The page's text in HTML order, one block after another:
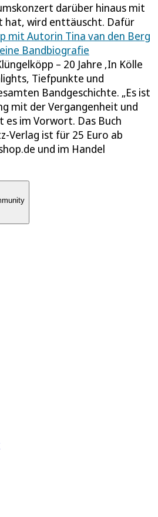
darüber hinaus mit
hat, wird enttäuscht. Dafür
mit Autorin Tina van den Berg
Bandbiografie
– 20 Jahre ‚In Kölle
Tiefpunkte und
Bandgeschichte. „Es ist
mit der Vergangenheit und
es im Vorwort. Das Buch
Verlag ist für 25 Euro ab
und im Handel